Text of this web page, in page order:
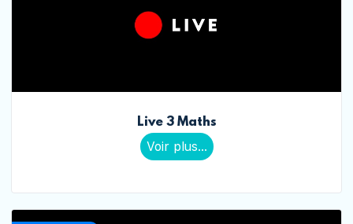
Live 3 Maths
Voir plus...